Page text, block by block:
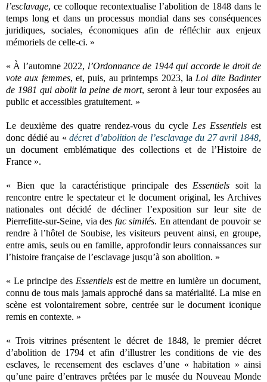
l’esclavage, ce colloque recontextualise l’abolition de 1848 dans le
temps long et dans un processus mondial dans ses conséquences
juridiques, sociales, économiques afin de réfléchir aux enjeux
mémoriels de celle-ci. »
« À l’automne 2022, l’Ordonnance de 1944 qui accorde le droit de
vote aux femmes, et, puis, au printemps 2023, la Loi dite Badinter
de 1981 qui abolit la peine de mort, seront à leur tour exposées au
public et accessibles gratuitement. »
Le deuxième des quatre rendez-vous du cycle Les Essentiels est
donc dédié au «décret d’abolition de l’esclavage du 27 avril 1848,
un document emblématique des collections et de l’Histoire de
France ».
« Bien que la caractéristique principale des Essentielssoit la
rencontre entre le spectateur et le document original, les Archives
nationales ont décidé de décliner l’exposition sur leur site de
Pierrefitte-sur-Seine, via des fac similés. En attendant de pouvoir se
rendre à l’hôtel de Soubise, les visiteurs peuvent ainsi, en groupe,
entre amis, seuls ou en famille, approfondir leurs connaissances sur
l’histoire française de l’esclavage jusqu’à son abolition. »
« Le principe des Essentiels est de mettre en lumière un document,
connu de tous mais jamais approché dans sa matérialité. La mise en
scène est volontairement sobre, centrée sur le document iconique
remis en contexte. »
« Trois vitrines présentent le décret de 1848, le premier décret
d’abolition de 1794 et afin d’illustrer les conditions de vie des
esclaves, le recensement des esclaves d’une « habitation » ainsi
qu’une paire d’entraves prêtées par le musée du Nouveau Monde